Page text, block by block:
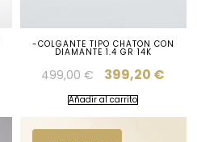
-COLGANTE TIPO CHATON CON
DIAMANTE 1.4 GR 14K
499,00€ 399,20 €
Añadir al carrito